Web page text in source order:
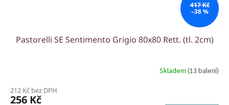
417 Kč
–38 %
Pastorelli SE Sentimento Grigio 80x80 Rett. (tl. 2cm)
Skladem (13 balení)
212 Kč bez DPH
256 Kč